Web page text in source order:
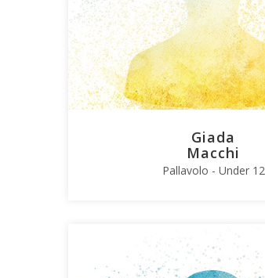
Giada
Macchi
Pallavolo - Under 12